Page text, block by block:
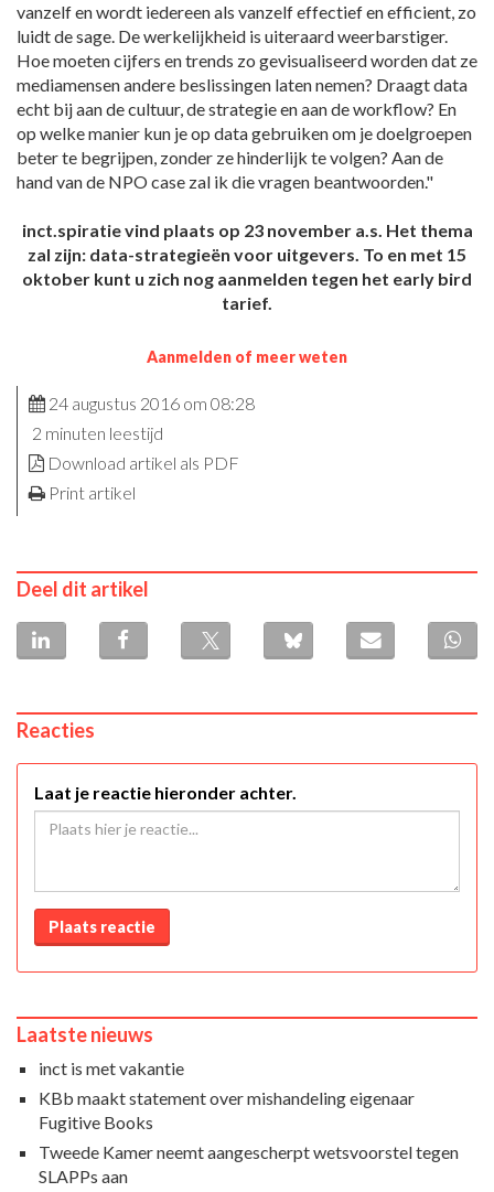
vanzelf en wordt iedereen als vanzelf effectief en efficient, zo
luidt de sage. De werkelijkheid is uiteraard weerbarstiger.
Hoe moeten cijfers en trends zo gevisualiseerd worden dat ze
mediamensen andere beslissingen laten nemen? Draagt data
echt bij aan de cultuur, de strategie en aan de workflow? En
op welke manier kun je op data gebruiken om je doelgroepen
beter te begrijpen, zonder ze hinderlijk te volgen? Aan de
hand van de NPO case zal ik die vragen beantwoorden."
inct.spiratie vind plaats op 23 november a.s. Het thema
zal zijn: data-strategieën voor uitgevers. To en met 15
oktober kunt u zich nog aanmelden tegen het early bird
tarief.
Aanmelden of meer weten
24 augustus 2016 om 08:28
2 minuten leestijd
Download artikel als PDF
Print artikel
Deel dit artikel
Reacties
Laat je reactie hieronder achter.
Plaats reactie
Laatste nieuws
inct is met vakantie
KBb maakt statement over mishandeling eigenaar
Fugitive Books
Tweede Kamer neemt aangescherpt wetsvoorstel tegen
SLAPPs aan